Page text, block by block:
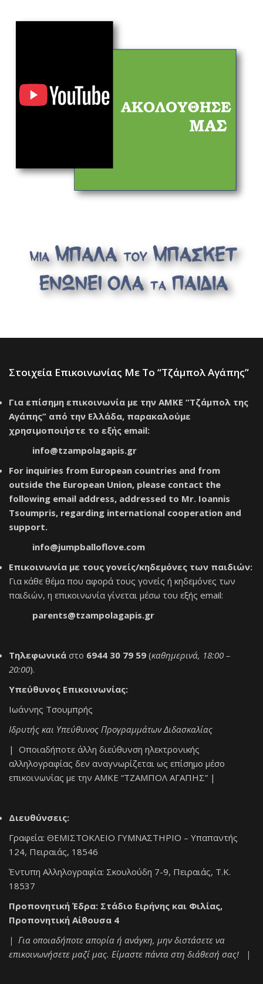
Στοιχεία Επικοινωνίας Με Το “Τζάμπολ Αγάπης”
Για επίσημη επικοινωνία με την ΑΜΚΕ “Τζάμπολ της
Αγάπης” από την Ελλάδα, παρακαλούμε
χρησιμοποιήστε το εξής email:
info@tzampolagapis.gr
For inquiries from European countries and from
outside the European Union, please contact the
following email address, addressed to Mr. Ioannis
Tsoumpris, regarding international cooperation and
support.
info@jumpballoflove.com
Επικοινωνία με τους γονείς/κηδεμόνες των παιδιών:
Για κάθε θέμα που αφορά τους γονείς ή κηδεμόνες των
παιδιών, η επικοινωνία γίνεται μέσω του εξής email:
parents@tzampolagapis.gr
Τηλεφωνικά στο 6944 30 79 59 (καθημερινά, 18:00 –
20:00).
Υπεύθυνος Επικοινωνίας:
Ιωάννης Τσουμπρής
Ιδρυτής και Υπεύθυνος Προγραμμάτων Διδασκαλίας
| Οποιαδήποτε άλλη διεύθυνση ηλεκτρονικής
αλληλογραφίας δεν αναγνωρίζεται ως επίσημο μέσο
επικοινωνίας με την ΑΜΚΕ “ΤΖΑΜΠΟΛ ΑΓΑΠΗΣ” |
Διευθύνσεις:
Γραφεία: ΘΕΜΙΣΤΟΚΛΕΙΟ ΓΥΜΝΑΣΤΗΡΙΟ – Υπαπαντής
124, Πειραιάς, 18546
Έντυπη Αλληλογραφία: Σκουλούδη 7-9, Πειραιάς, Τ.Κ.
18537
Προπονητική Έδρα: Στάδιο Ειρήνης και Φιλίας,
Προπονητική Αίθουσα 4
| Για οποιαδήποτε απορία ή ανάγκη, μην διστάσετε να
επικοινωνήσετε μαζί μας. Είμαστε πάντα στη διάθεσή σας! |